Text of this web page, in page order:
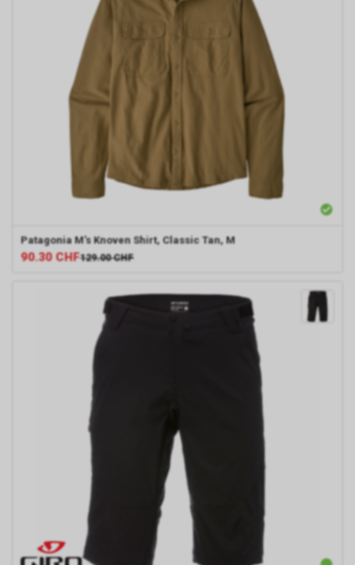
Patagonia M's Knoven Shirt, Classic Tan, M
90.30 CHF129.00 CHF